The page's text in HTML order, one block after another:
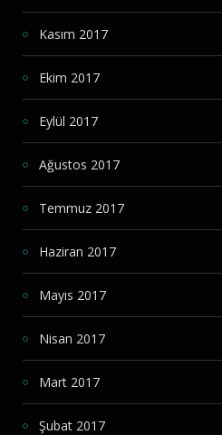
Kasım 2017
Ekim 2017
Eylül 2017
Ağustos 2017
Temmuz 2017
Haziran 2017
Mayıs 2017
Nisan 2017
Mart 2017
Şubat 2017